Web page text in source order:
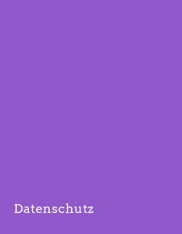
Datenschutz